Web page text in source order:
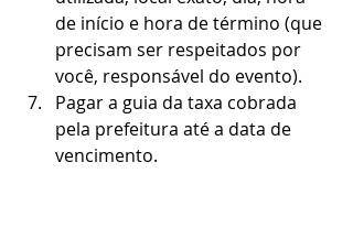
de início e hora de término (que
precisam ser respeitados por
você, responsável do evento).
Pagar a guia da taxa cobrada
pela prefeitura até a data de
vencimento.